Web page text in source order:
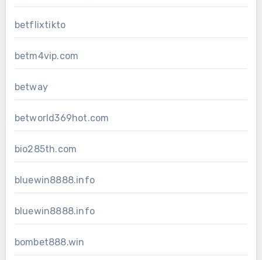
betflixtikto
betm4vip.com
betway
betworld369hot.com
bio285th.com
bluewin8888.info
bluewin8888.info
bombet888.win